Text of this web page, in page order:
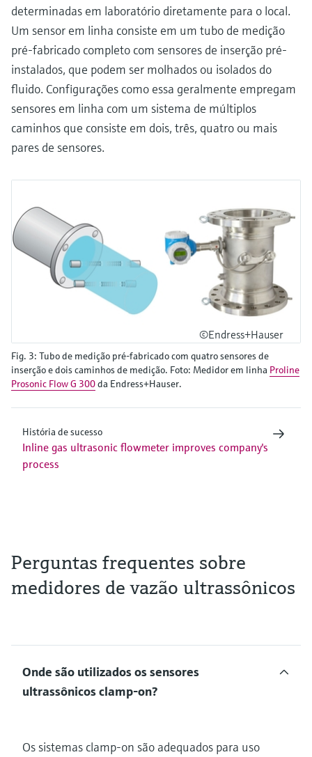
determinadas em laboratório diretamente para o local.
Um sensor em linha consiste em um tubo de medição
pré-fabricado completo com sensores de inserção pré-
instalados, que podem ser molhados ou isolados do
fluido. Configurações como essa geralmente empregam
sensores em linha com um sistema de múltiplos
caminhos que consiste em dois, três, quatro ou mais
pares de sensores.
©Endress+Hauser
Fig. 3: Tubo de medição pré-fabricado com quatro sensores de
inserção e dois caminhos de medição. Foto: Medidor em linha Proline
Prosonic Flow G 300da Endress+Hauser.
História de sucesso
Inline gas ultrasonic flowmeter improves company's
process
Perguntas frequentes sobre
medidores de vazão ultrassônicos
Onde são utilizados os sensores
ultrassônicos clamp-on?
Os sistemas clamp-on são adequados para uso